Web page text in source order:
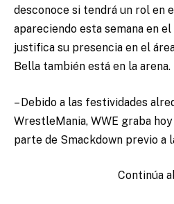
desconoce si tendrá un rol en
apareciendo esta semana en el
justifica su presencia en el
Bella también está en la arena.
– Debido a las festividades
WrestleMania, WWE graba
parte de Smackdown previo a
Continúa